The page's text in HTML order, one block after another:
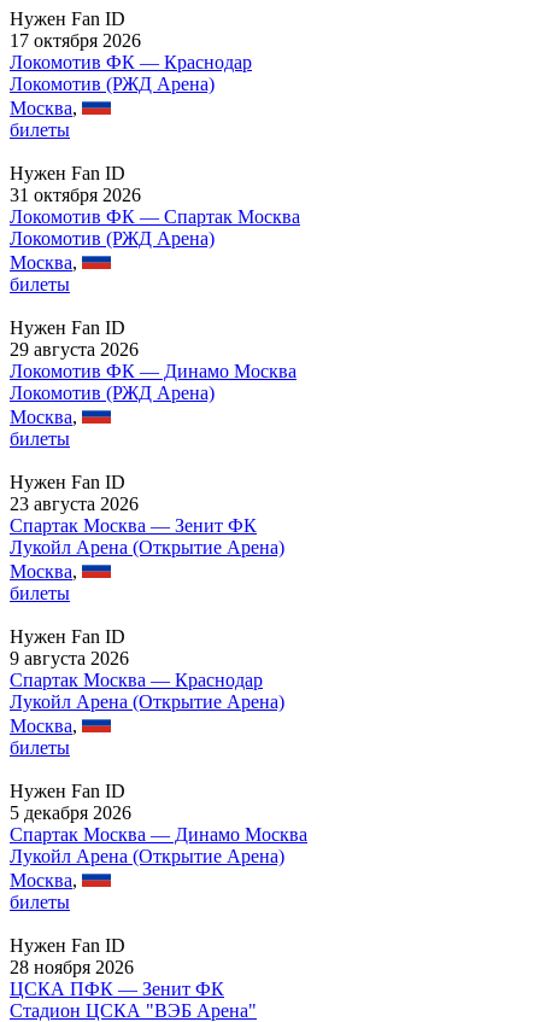
Нужен Fan ID
17 октября 2026
Локомотив ФК — Краснодар
Локомотив (РЖД Арена)
Москва,
билеты
Нужен Fan ID
31 октября 2026
Локомотив ФК — Спартак Москва
Локомотив (РЖД Арена)
Москва,
билеты
Нужен Fan ID
29 августа 2026
Локомотив ФК — Динамо Москва
Локомотив (РЖД Арена)
Москва,
билеты
Нужен Fan ID
23 августа 2026
Спартак Москва — Зенит ФК
Лукойл Арена (Открытие Арена)
Москва,
билеты
Нужен Fan ID
9 августа 2026
Спартак Москва — Краснодар
Лукойл Арена (Открытие Арена)
Москва,
билеты
Нужен Fan ID
5 декабря 2026
Спартак Москва — Динамо Москва
Лукойл Арена (Открытие Арена)
Москва,
билеты
Нужен Fan ID
28 ноября 2026
ЦСКА ПФК — Зенит ФК
Стадион ЦСКА "ВЭБ Арена"